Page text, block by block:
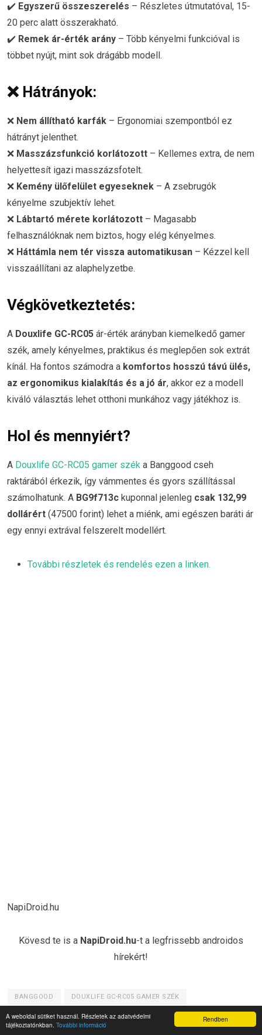
Rendben
A weboldal sütiket használ. Részletek az adatvédelmi
tájékoztatónkban. További információ
✔️ Egyszerű összeszerelés – Részletes útmutatóval, 15-
20 perc alatt összerakható.
✔️ Remek ár-érték arány – Több kényelmi funkcióval is
többet nyújt, mint sok drágább modell.
❌ Hátrányok:
❌ Nem állítható karfák – Ergonomiai szempontból ez
hátrányt jelenthet.
❌ Masszázsfunkció korlátozott – Kellemes extra, de nem
helyettesít igazi masszázsfotelt.
❌ Kemény ülőfelület egyeseknek – A zsebrugók
kényelme szubjektív lehet.
❌ Lábtartó mérete korlátozott – Magasabb
felhasználóknak nem biztos, hogy elég kényelmes.
❌ Háttámla nem tér vissza automatikusan – Kézzel kell
visszaállítani az alaphelyzetbe.
Végkövetkeztetés:
A Douxlife GC-RC05 ár-érték arányban kiemelkedő gamer
szék, amely kényelmes, praktikus és meglepően sok extrát
kínál. Ha fontos számodra a komfortos hosszú távú ülés,
az ergonomikus kialakítás és a jó ár, akkor ez a modell
kiváló választás lehet otthoni munkához vagy játékhoz is.
Hol és mennyiért?
A Douxlife GC-RC05 gamer szék a Banggood cseh
raktárából érkezik, így vámmentes és gyors szállítással
számolhatunk. A BG9f713c kuponnal jelenleg csak 132,99
dollárért (47500 forint) lehet a miénk, ami egészen baráti ár
egy ennyi extrával felszerelt modellért.
További részletek és rendelés ezen a linken.
NapiDroid.hu
Kövesd te is a NapiDroid.hu-t a legfrissebb androidos
hírekért!
BANGGOOD DOUXLIFE GC-RC05 GAMER SZÉK